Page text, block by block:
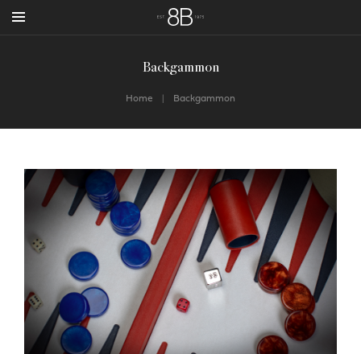
Backgammon
Home Backgammon